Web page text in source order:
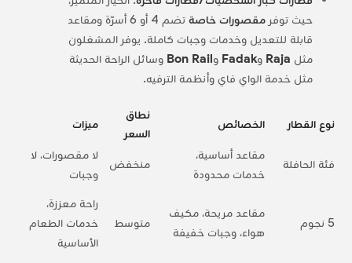
حيث توفر مقصورات خاصة
تضم 4 أو 6 أسرّة ومقاعد
قابلة للتعديل وخدمات وجبات كاملة. يوفر المشغلون
مثل Raja وFadak وBon Rail وسائل الراحة الحديثة
مثل خدمة الواي فاي وأنظمة الترفيه.
نوع القطار الخصائص
نطاق
السعر
ميزات
فئة الحافلة
مقاعد أساسية،
خدمات محدودة
منخفض
لا مقصورات، لا
وجبات
5 نجوم
مقاعد مريحة، مكيف
هواء، وجبات خفيفة
متوسط
راحة معززة،
خدمات الطعام
الأساسية